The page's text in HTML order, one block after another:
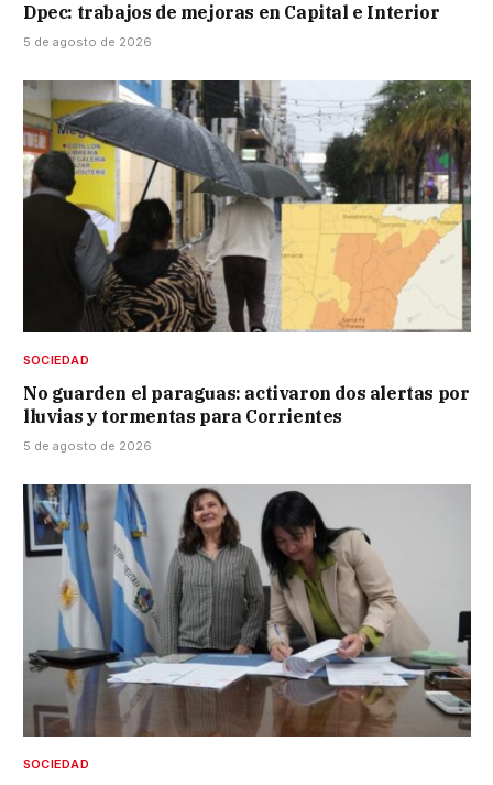
Dpec: trabajos de mejoras en Capital e Interior
5 de agosto de 2026
SOCIEDAD
No guarden el paraguas: activaron dos alertas por
lluvias y tormentas para Corrientes
5 de agosto de 2026
SOCIEDAD